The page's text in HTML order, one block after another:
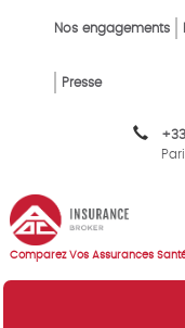
content
Top
Menu
FR
Nos engagements
Presse
Comparez Vos Assurances